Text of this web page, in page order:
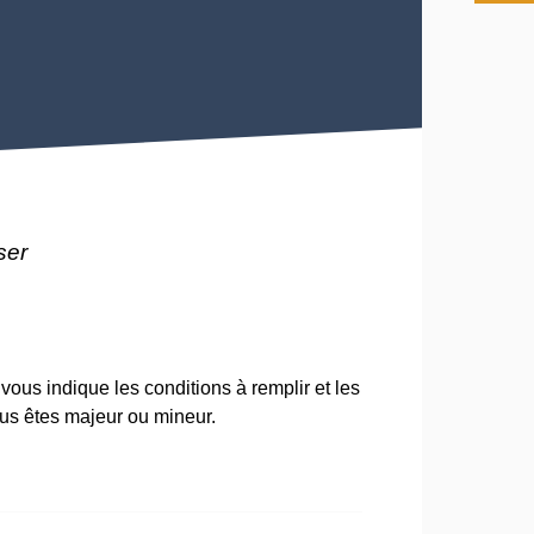
indique les conditions à remplir et les
êtes majeur ou mineur.